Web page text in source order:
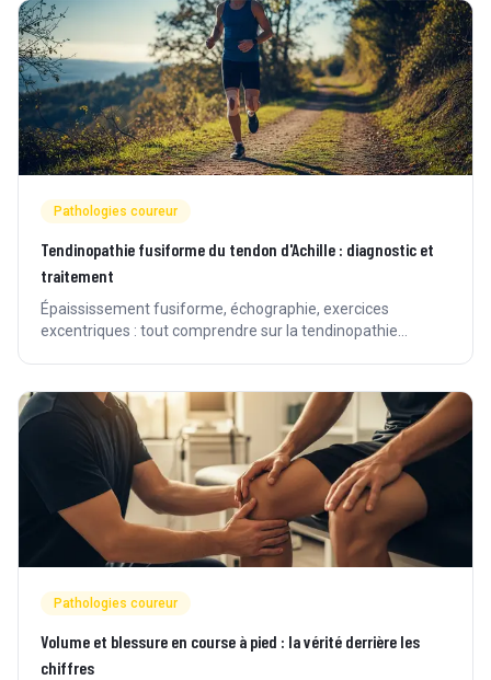
Pathologies coureur
Tendinopathie fusiforme du tendon d'Achille : diagnostic et
traitement
Épaississement fusiforme, échographie, exercices
excentriques : tout comprendre sur la tendinopathie
Pathologies coureur
Volume et blessure en course à pied : la vérité derrière les
chiffres